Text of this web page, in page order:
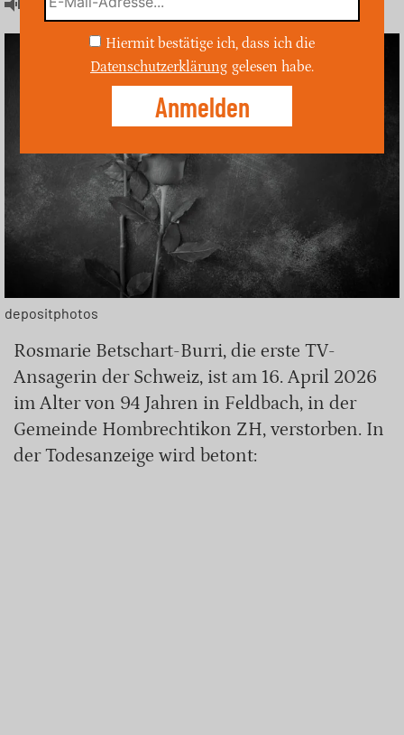
Artikel hören
depositphotos
Rosmarie Betschart-Burri, die erste TV-
Ansagerin der Schweiz, ist am 16. April 2026
im Alter von 94 Jahren in Feldbach, in der
Gemeinde Hombrechtikon ZH, verstorben. In
der Todesanzeige wird betont:
Hiermit bestätige ich, dass ich die
Datenschutzerklärung gelesen habe.